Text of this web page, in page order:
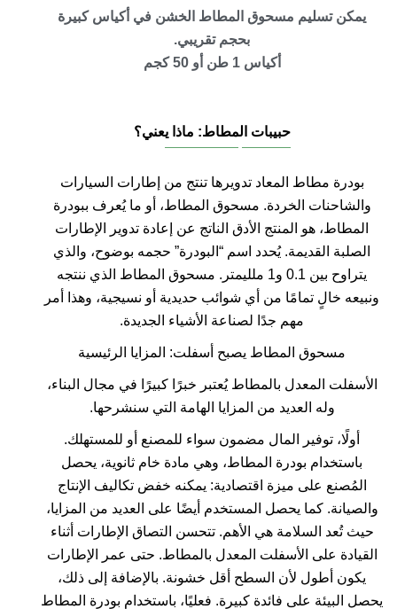
يمكن تسليم مسحوق المطاط الخشن في أكياس كبيرة
بحجم تقريبي.
أكياس 1 طن أو 50 كجم
حبيبات المطاط: ماذا يعني؟
بودرة مطاط المعاد تدويرها تنتج من إطارات السيارات
والشاحنات الخردة. مسحوق المطاط، أو ما يُعرف ببودرة
المطاط، هو المنتج الأدق الناتج عن إعادة تدوير الإطارات
الصلبة القديمة. يُحدد اسم “البودرة” حجمه بوضوح، والذي
يتراوح بين 0.1 و1 ملليمتر. مسحوق المطاط الذي ننتجه
ونبيعه خالٍ تمامًا من أي شوائب حديدية أو نسيجية، وهذا أمر
مهم جدًا لصناعة الأشياء الجديدة.
مسحوق المطاط يصبح أسفلت: المزايا الرئيسية
الأسفلت المعدل بالمطاط يُعتبر خبرًا كبيرًا في مجال البناء،
وله العديد من المزايا الهامة التي سنشرحها.
أولًا، توفير المال مضمون سواء للمصنع أو للمستهلك.
باستخدام بودرة المطاط، وهي مادة خام ثانوية، يحصل
المُصنع على ميزة اقتصادية: يمكنه خفض تكاليف الإنتاج
والصيانة. كما يحصل المستخدم أيضًا على العديد من المزايا،
حيث تُعد السلامة هي الأهم. تتحسن التصاق الإطارات أثناء
القيادة على الأسفلت المعدل بالمطاط. حتى عمر الإطارات
يكون أطول لأن السطح أقل خشونة. بالإضافة إلى ذلك،
يحصل البيئة على فائدة كبيرة. فعليًا، باستخدام بودرة المطاط